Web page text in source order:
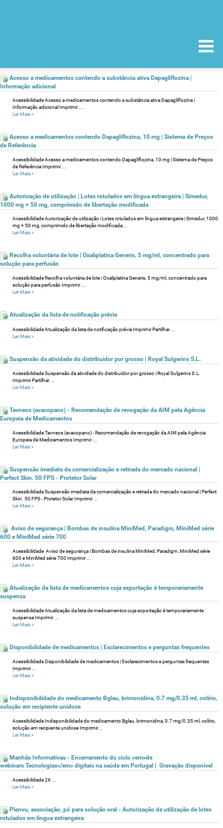
Acesso a medicamentos contendo a substância ativa Dapagliflozina |
Informação adicional
Acessibilidade Acesso a medicamentos contendo a substância ativa Dapagliflozina |
Informação adicional Imprimir ...
Ler Mais»
Acesso a medicamentos contendo Dapagliflozina, 10 mg | Sistema de Preços
de Referência
Acessibilidade Acesso a medicamentos contendo Dapagliflozina, 10 mg | Sistema de Preços
de Referência Imprimir ...
Ler Mais»
Autorização de utilização | Lotes rotulados em língua estrangeira | Simedur,
1000 mg + 50 mg, comprimido de libertação modificada
Acessibilidade Autorização de utilização | Lotes rotulados em língua estrangeira | Simedur, 1000
mg + 50 mg, comprimido de libertação modificada...
Ler Mais»
Recolha voluntária de lote | Oxaliplatina Generis, 5 mg/ml, concentrado para
solução para perfusão
Acessibilidade Recolha voluntária de lote | Oxaliplatina Generis, 5 mg/ml, concentrado para
solução para perfusão Imprimir ...
Ler Mais»
Atualização da lista de notificação prévia
Acessibilidade Atualização da lista de notificação prévia Imprimir Partilhar ...
Ler Mais»
Suspensão da atividade do distribuidor por grosso | Royal Sulgerins S.L.
Acessibilidade Suspensão da atividade do distribuidor por grosso | Royal Sulgerins S.L.
Imprimir Partilhar ...
Ler Mais»
Tavneos (avacopano) - Recomendação de revogação da AIM pela Agência
Europeia de Medicamentos
Acessibilidade Tavneos (avacopano) - Recomendação de revogação da AIM pela Agência
Europeia de Medicamentos Imprimir ...
Ler Mais»
Suspensão imediata da comercialização e retirada do mercado nacional |
Perfect Skin. 50 FPS - Protetor Solar
Acessibilidade Suspensão imediata da comercialização e retirada do mercado nacional | Perfect
Skin. 50 FPS - Protetor Solar Imprimir ...
Ler Mais»
Aviso de segurança | Bombas de insulina MiniMed, Paradigm, MiniMed série
600 e MiniMed série 700
Acessibilidade Aviso de segurança | Bombas de insulina MiniMed, Paradigm, MiniMed série
600 e MiniMed série 700 Imprimir ...
Ler Mais»
Atualização da lista de medicamentos cuja exportação é temporariamente
suspensa
Acessibilidade Atualização da lista de medicamentos cuja exportação é temporariamente
suspensa Imprimir ...
Ler Mais»
Disponibilidade de medicamentos | Esclarecimentos e perguntas frequentes
Acessibilidade Disponibilidade de medicamentos | Esclarecimentos e perguntas frequentes
Imprimir ...
Ler Mais»
Indisponibilidade do medicamento Bglau, brimonidina, 0.7 mg/0.35 ml, colírio,
solução em recipiente unidose
Acessibilidade Indisponibilidade do medicamento Bglau, brimonidina, 0.7 mg/0.35 ml, colírio,
solução em recipiente unidose Imprimir...
Ler Mais»
Manhãs Informativas - Encerramento do ciclo <em>de
webinars Tecnologias</em> digitais na saúde em Portugal | Gravação disponível
Acessibilidade 26 ...
Ler Mais»
Plenvu, associação, pó para solução oral - Autorização de utilização de lotes
rotulados em língua estrangeira